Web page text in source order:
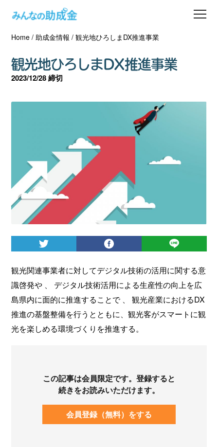
助成金を探す
士業の方へ
助成金コラム
ダウンロード
会員登録
ログイン
Home/ 助成金情報 / 観光地ひろしまDX推進事業
観光地ひろしまDX推進事業
2023/12/28 締切
観光関連事業者に対してデジタル技術の活用に関する意
識啓発や 、 デジタル技術活用による生産性の向上を広
島県内に面的に推進することで 、 観光産業におけるDX
推進の基盤整備を行うとともに、観光客がスマートに観
光を楽しめる環境づくりを推進する。
この記事は会員限定です。登録すると
続きをお読みいただけます。
会員登録（無料）をする